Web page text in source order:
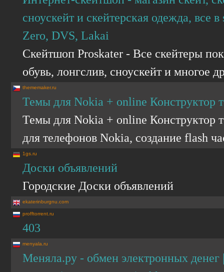
сноускейт и скейтерская одежда, все
Zero, DVS, Lakai
Скейтшоп Proskater - Все скейтеры
обувь, лонгслив, сноускейт и
thememaker.ru
Темы для Nokia + online Конструктор
Темы для Nokia + online Конструктор
для телефонов Nokia, создание flash
1gs.ru
Доски объявлений
Городские Доски объявлений
ekaterinburgnu.com
profftorrent.ru
403
menyala.ru
Меняла.ру - обмен электронных